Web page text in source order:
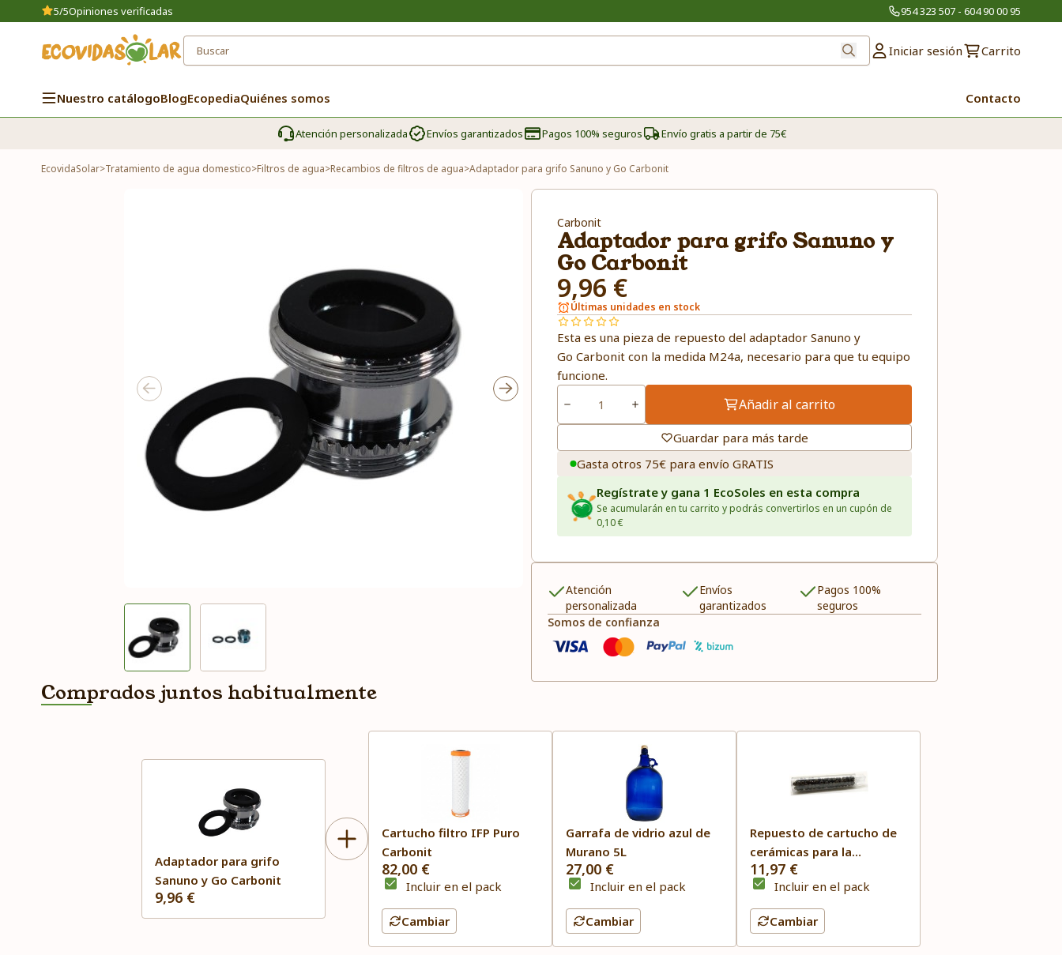
5/5Opiniones verificadas 954 323 507 - 604 90 00 95
Iniciar sesión Carrito
Nuestro catálogoBlogEcopediaQuiénes somos Contacto
Atención personalizada Envíos garantizados Pagos 100% seguros Envío gratis a partir de 75€
EcovidaSolar>Tratamiento de agua domestico>Filtros de agua>Recambios de filtros de agua>Adaptador para grifo Sanuno y Go Carbonit
Carbonit
Adaptador para grifo Sanuno y
Go Carbonit
9,96 €
Últimas unidades en stock
Esta es una pieza de repuesto del adaptador Sanuno y
Go Carbonit con la medida M24a, necesario para que tu equipo
funcione.
Añadir al carrito
Guardar para más tarde
Gasta otros 75€ para envío GRATIS
Regístrate y gana 1 EcoSoles en esta compra
Se acumularán en tu carrito y podrás convertirlos en un cupón de
0,10 €
Atención
personalizada
Envíos
garantizados
Pagos 100%
seguros
Somos de confianza
Comprados juntos habitualmente
Adaptador para grifo
Sanuno y Go Carbonit
9,96 €
Cartucho filtro IFP Puro
Carbonit
82,00 €
Incluir en el pack
Cambiar
Garrafa de vidrio azul de
Murano 5L
27,00 €
Incluir en el pack
Cambiar
Repuesto de cartucho de
cerámicas para la
ecoducha - Irisana
11,97 €
Incluir en el pack
Cambiar